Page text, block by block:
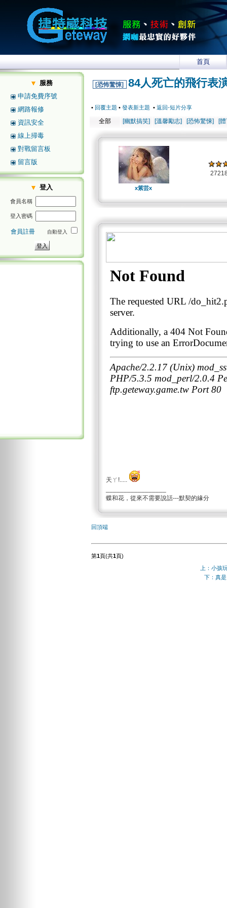
首頁
服務
申請免費序號
網路報修
資訊安全
線上掃毒
對戰留言板
留言版
登入
會員名稱
登入密碼
會員註冊 自動登入
[恐怖驚悚] 84人死亡的飛行表
• 回覆主題 • 發表新主題 • 返回-短片分享
全部 [幽默搞笑] [溫馨勵志] [恐怖驚悚] [
x紫芸x
天ㄚ!.....
蝶和花，從來不需要說話---默契的緣分
回頂端
第1頁(共1頁)
上：小孩
下：真